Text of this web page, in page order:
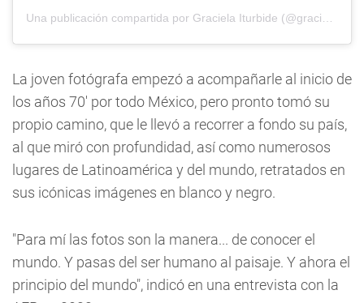
La joven fotógrafa empezó a acompañarle al inicio de
los años 70' por todo México, pero pronto tomó su
propio camino, que le llevó a recorrer a fondo su país,
al que miró con profundidad, así como numerosos
lugares de Latinoamérica y del mundo, retratados en
sus icónicas imágenes en blanco y negro.
"Para mí las fotos son la manera... de conocer el
mundo. Y pasas del ser humano al paisaje. Y ahora el
principio del mundo", indicó en una entrevista con la